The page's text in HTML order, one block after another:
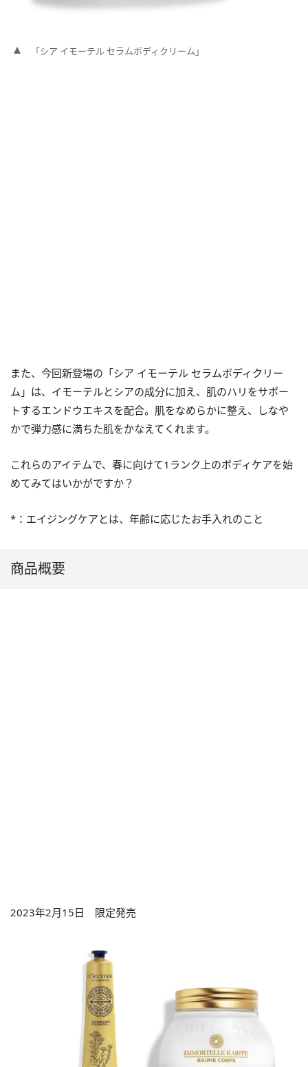
「シア イモーテル セラムボディクリーム」
また、今回新登場の「シア イモーテル セラムボディクリー
ム」は、イモーテルとシアの成分に加え、肌のハリをサポー
トするエンドウエキスを配合。肌をなめらかに整え、しなや
かで弾力感に満ちた肌をかなえてくれます。
これらのアイテムで、春に向けて1ランク上のボディケアを始
めてみてはいかがですか？
*：エイジングケアとは、年齢に応じたお手入れのこと
商品概要
2023年2月15日 限定発売